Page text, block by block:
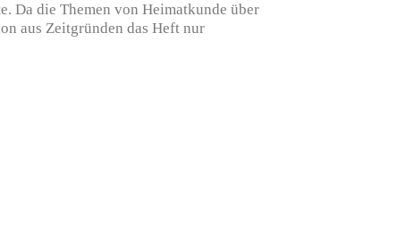
Da die Themen von Heimatkunde über
aus Zeitgründen das Heft nur